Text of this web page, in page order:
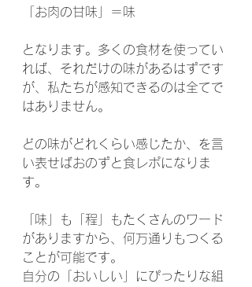
「お肉の甘味」＝味
となります。多くの食材を使ってい
れば、それだけの味があるはずです
が、私たちが感知できるのは全てで
はありません。
どの味がどれくらい感じたか、を言
い表せばおのずと食レポになりま
す。
「味」も「程」もたくさんのワード
がありますから、何万通りもつくる
ことが可能です。
自分の「おいしい」にぴったりな組